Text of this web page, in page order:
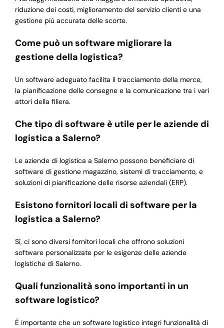
riduzione dei costi, miglioramento del servizio clienti e una
gestione più accurata delle scorte.
Come può un software migliorare la
gestione della logistica?
Un software adeguato facilita il tracciamento della merce,
la pianificazione delle consegne e la comunicazione tra i vari
attori della filiera.
Che tipo di software è utile per le aziende di
logistica a Salerno?
Le aziende di logistica a Salerno possono beneficiare di
software di gestione magazzino, sistemi di tracciamento, e
soluzioni di pianificazione delle risorse aziendali (ERP).
Esistono fornitori locali di software per la
logistica a Salerno?
Sì, ci sono diversi fornitori locali che offrono soluzioni
software personalizzate per le esigenze delle aziende
logistiche di Salerno.
Quali funzionalità sono importanti in un
software logistico?
È importante che un software logistico integri funzionalità di